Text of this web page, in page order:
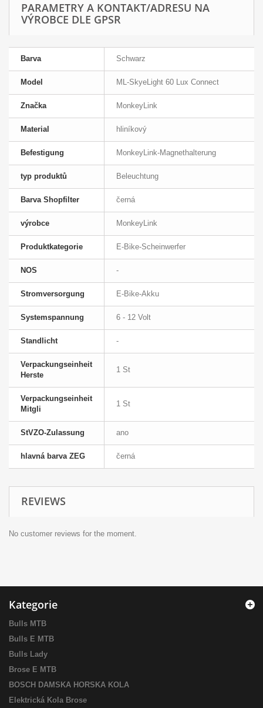
PARAMETRY A KONTAKT/ADRESU NA
VÝROBCE DLE GPSR
Barva Schwarz
Model ML-SkyeLight 60 Lux Connect
Značka MonkeyLink
Material hliníkový
Befestigung MonkeyLink-Magnethalterung
typ produktů Beleuchtung
Barva Shopfilter černá
výrobce MonkeyLink
Produktkategorie E-Bike-Scheinwerfer
NOS -
Stromversorgung E-Bike-Akku
Systemspannung 6 - 12 Volt
Standlicht -
Verpackungseinheit
Herste
1 St
Verpackungseinheit
Mitgli
1 St
StVZO-Zulassung ano
hlavná barva ZEG černá
REVIEWS
No customer reviews for the moment.
Kategorie
Bulls MTB
Bulls E MTB
Bulls Lady
Brose E MTB
BOSCH DAMSKA HORSKA KOLA
Elektrická Kola Brose